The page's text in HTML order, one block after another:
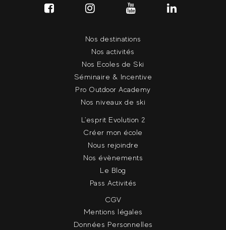
Nos destinations
Nos activités
Nos Ecoles de Ski
Séminaire & Incentive
Pro Outdoor Academy
Nos niveaux de ski
L'esprit Evolution 2
Créer mon école
Nous rejoindre
Nos évènements
Le Blog
Pass Activités
CGV
Mentions légales
Données Personnelles